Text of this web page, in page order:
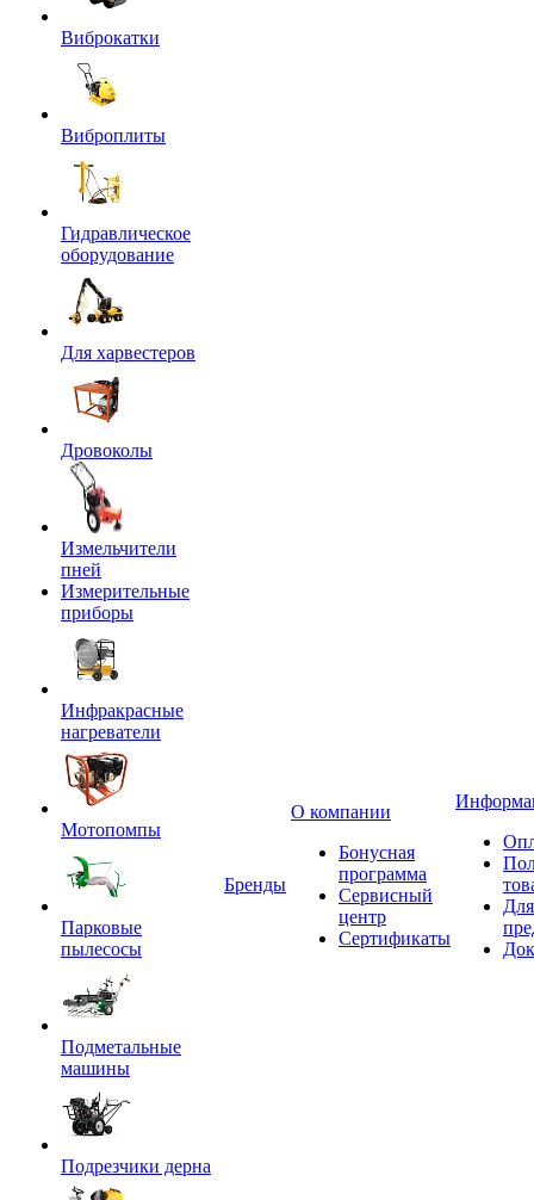
Виброкатки
Виброплиты
Гидравлическое
оборудование
Для харвестеров
Дровоколы
Измельчители
пней
Измерительные
приборы
Инфракрасные
нагреватели
Мотопомпы
Парковые
пылесосы
Подметальные
машины
Подрезчики дерна
Бренды
О компании
Бонусная
программа
Сервисный
центр
Сертификаты
Для